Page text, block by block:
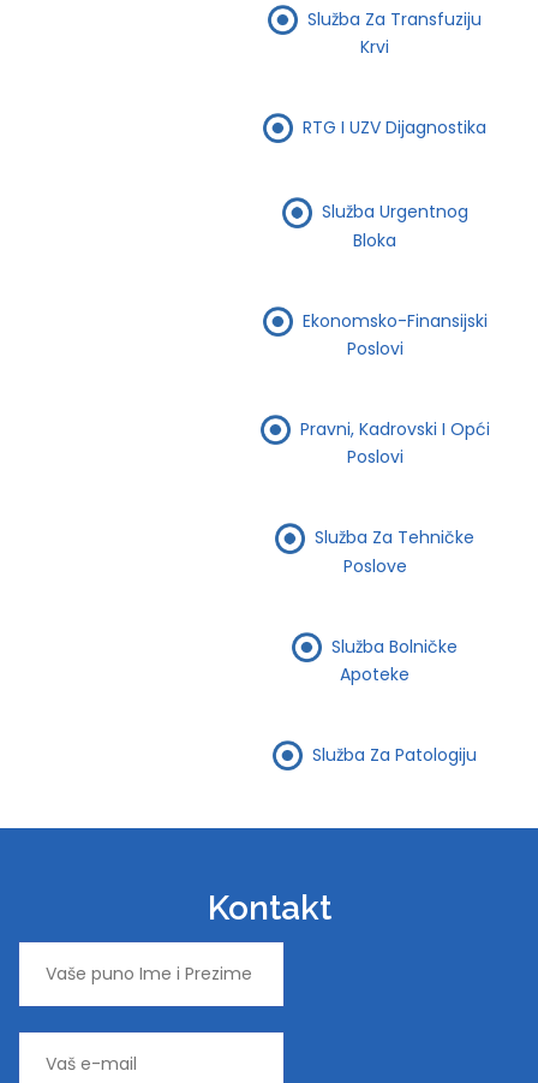
Služba Za Transfuziju
Krvi
RTG I UZV Dijagnostika
Služba Urgentnog
Bloka
Ekonomsko-Finansijski
Poslovi
Pravni, Kadrovski I Opći
Poslovi
Služba Za Tehničke
Poslove
Služba Bolničke
Apoteke
Služba Za Patologiju
Kontakt